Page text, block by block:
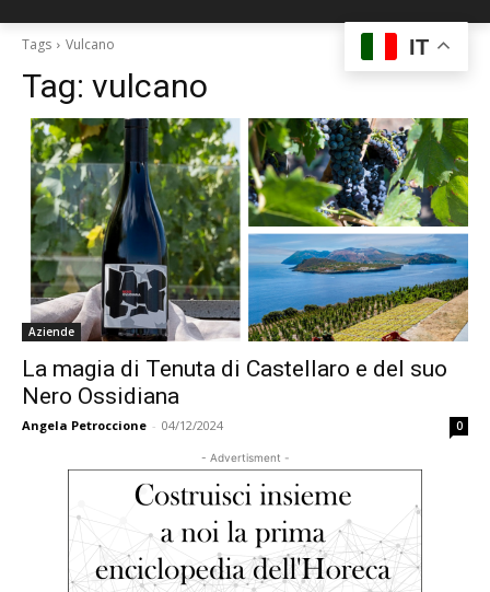
Tags Vulcano
Tag: vulcano
Aziende
La magia di Tenuta di Castellaro e del suo
Nero Ossidiana
Angela Petroccione - 04/12/2024 0
- Advertisment -
IT